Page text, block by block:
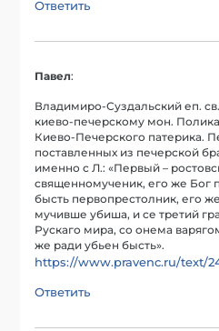
Ответить
Павел:
Владимиро-Суздальский еп.
киево-печерскому мон.
Киево-Печерского патерика.
поставленных из печерской
именно с Л.: «Первый –
священномученик, его же Бог
бысть первопрестолник, его
мучивше убиша, и се третий
Рускаго мира, со онема
же ради убьен бысть».
https://www.pravenc.ru/text/
Ответить